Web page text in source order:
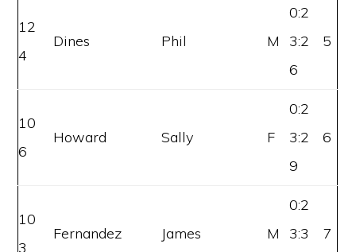
12
4
Dines Phil M
0:2
3:2
6
5
10
6
Howard Sally F
0:2
3:2
9
6
10
3
Fernandez James M
0:2
3:3
7